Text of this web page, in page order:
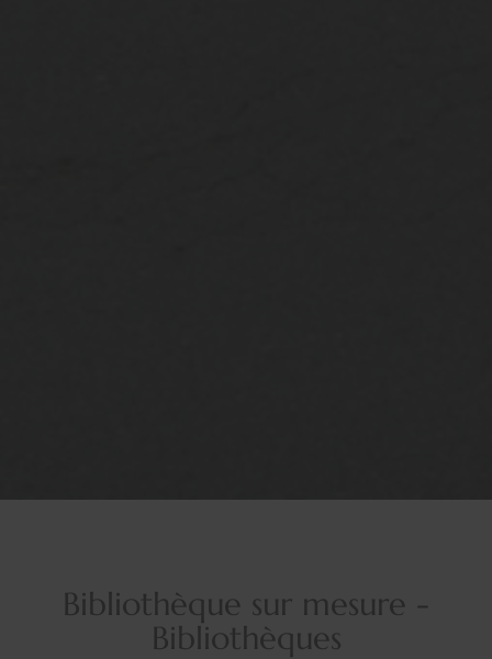
Bibliothèque sur mesure -
Bibliothèques